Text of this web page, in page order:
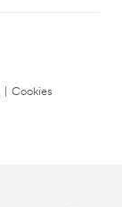
Cookies